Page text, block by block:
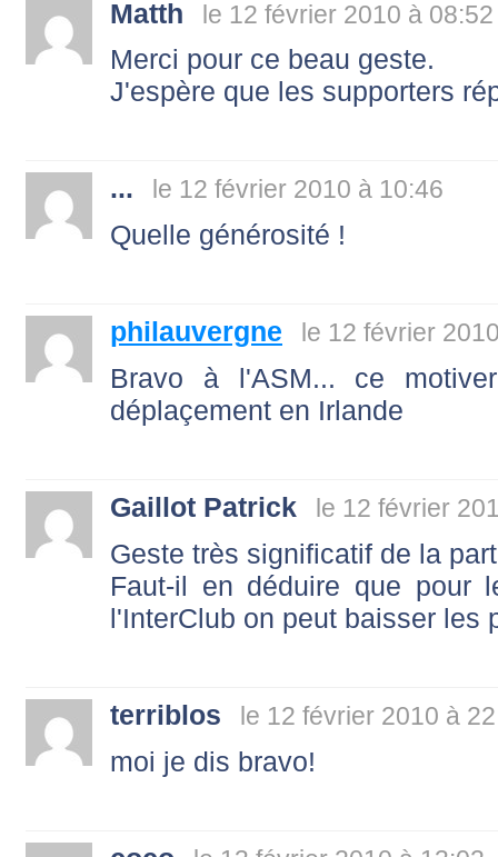
Matth le 12 février 2010 à 08:52
Merci pour ce beau geste.
J'espère que les supporters
... le 12 février 2010 à 10:46
Quelle générosité !
philauvergne le 12 février
Bravo à l'ASM... ce
déplaçement en Irlande
Gaillot Patrick le 12 février
Geste très significatif de la
Faut-il en déduire que pour
l'InterClub on peut baisser les
terriblos le 12 février 2010 à
moi je dis bravo!